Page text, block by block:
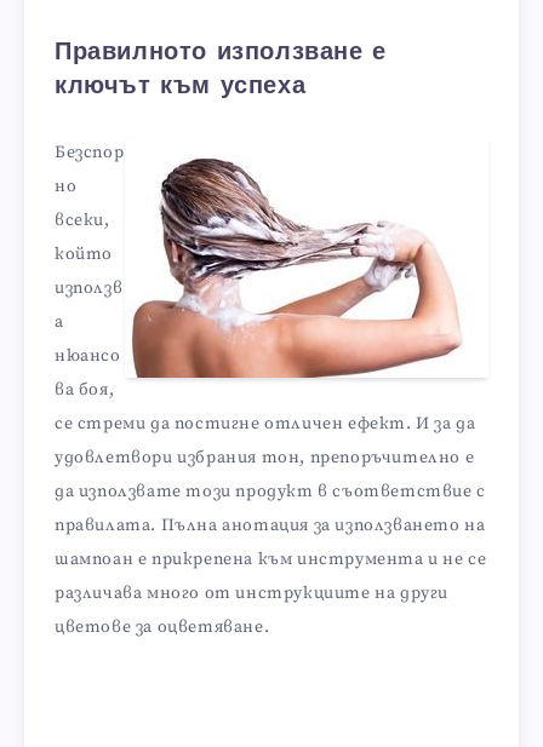
Правилното използване е
ключът към успеха
Безспор
но
всеки,
който
използв
а
нюансо
ва боя,
се стреми да постигне отличен ефект. И за да
удовлетвори избрания тон, препоръчително е
да използвате този продукт в съответствие с
правилата. Пълна анотация за използването на
шампоан е прикрепена към инструмента и не се
различава много от инструкциите на други
цветове за оцветяване.